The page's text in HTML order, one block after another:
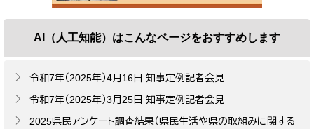
AI（人工知能）はこんなページをおすすめします
令和7年（2025年）4月16日 知事定例記者会見
令和7年（2025年）3月25日 知事定例記者会見
2025県民アンケート調査結果（県民生活や県の取組みに関する